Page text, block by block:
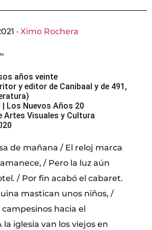
· Ximo Rochera
años veinte
y editor de Canibaal y de 491,
| Los Nuevos Años 20
Artes Visuales y Cultura
de mañana / El reloj marca
/ Pero la luz aún
/ Por fin acabó el cabaret.
mastican unos niños, /
hacia el
la iglesia van los viejos en